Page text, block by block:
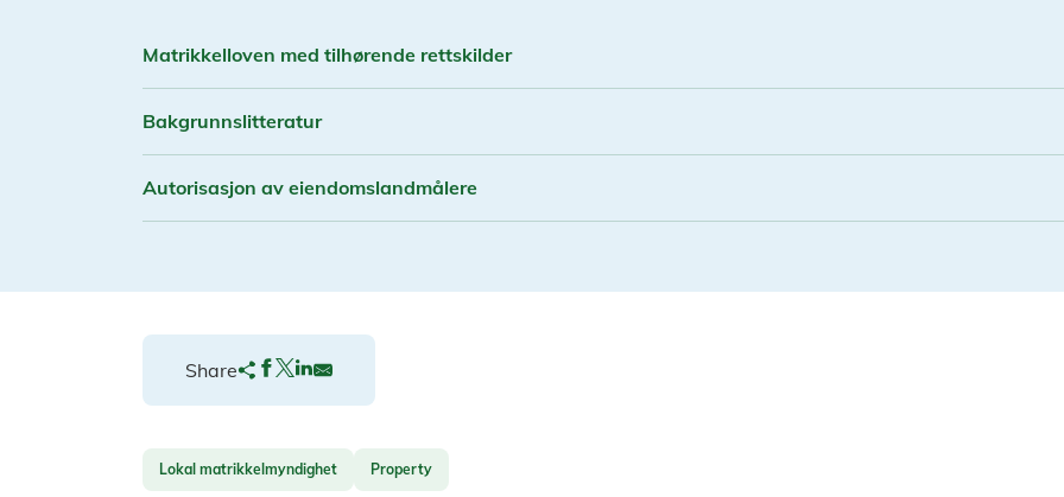
Matrikkelloven med tilhørende rettskilder
Bakgrunnslitteratur
Autorisasjon av eiendomslandmålere
Share
Lokal matrikkelmyndighet Property